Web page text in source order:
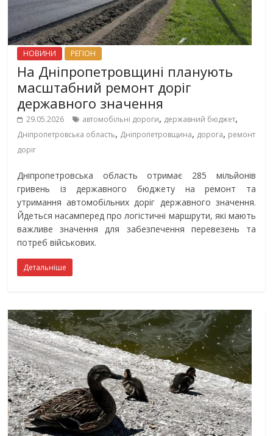
НОВИНИ РЕГІОН
На Дніпропетровщині планують
масштабний ремонт доріг
державного значення
29.05.2026 автомобільні дороги, державний бюджет,
Дніпропетровська область, Дніпропетровщина, дорога, ремонт
доріг
Дніпропетровська область отримає 285 мільйонів
гривень із державного бюджету на ремонт та
утримання автомобільних доріг державного значення.
Йдеться насамперед про логістичні маршрути, які мають
важливе значення для забезпечення перевезень та
потреб військових.
Детальніше